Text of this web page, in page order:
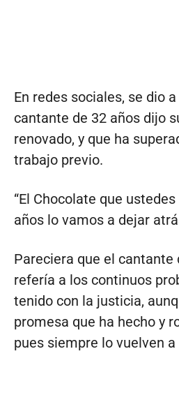
En redes sociales, se dio
cantante de 32 años dijo
renovado, y que ha
trabajo previo.
“El Chocolate que
años lo vamos a dejar
Pareciera que el cantante
refería a los continuos
tenido con la justicia,
promesa que ha hecho y
pues siempre lo vuelven